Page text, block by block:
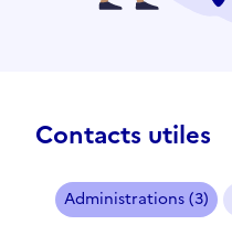
Contacts utiles
Administrations (3)